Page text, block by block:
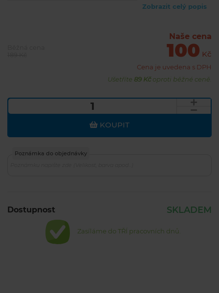
Zobrazit celý popis
Naše cena
100 Kč
Cena je uvedena s DPH
Ušetříte 89 Kčoproti běžné ceně.
KOUPIT
Poznámka do objednávky
Dostupnost SKLADEM
Zasíláme do TŘÍ pracovních dnů.